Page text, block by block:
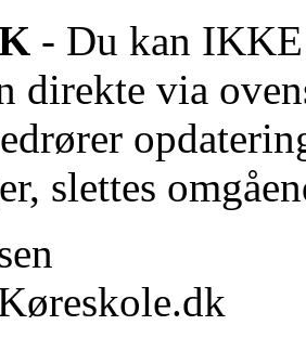
- Du kan IKKE
direkte via
slettes